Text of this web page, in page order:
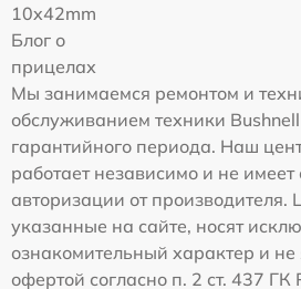
10x42mm
Блог о
прицелах
Мы занимаемся ремонтом и
обслуживанием техники
гарантийного периода. Наш
работает независимо и не
авторизации от производителя.
указанные на сайте, носят
ознакомительный характер и
офертой согласно п. 2 ст. 437